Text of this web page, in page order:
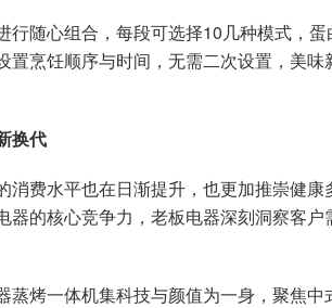
行随心组合，每段可选择10几种模式，
烹饪顺序与时间，无需二次设置，美
换代
费水平也在日渐提升，也更加推崇健
的核心竞争力，老板电器深刻洞察客
烤一体机集科技与颜值为一身，聚焦